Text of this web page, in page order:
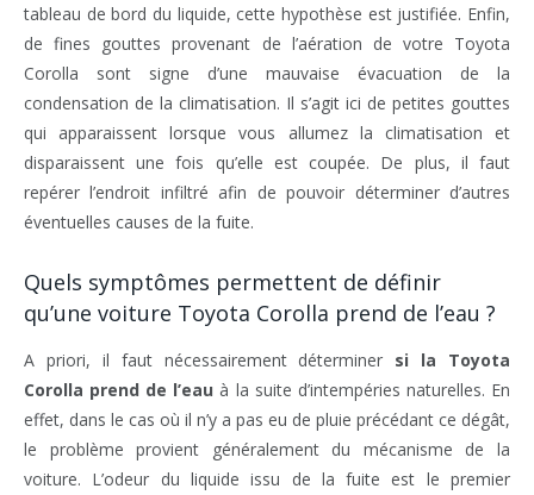
tableau de bord du liquide, cette hypothèse est justifiée. Enfin,
de fines gouttes provenant de l’aération de votre Toyota
Corolla sont signe d’une mauvaise évacuation de la
condensation de la climatisation. Il s’agit ici de petites gouttes
qui apparaissent lorsque vous allumez la climatisation et
disparaissent une fois qu’elle est coupée. De plus, il faut
repérer l’endroit infiltré afin de pouvoir déterminer d’autres
éventuelles causes de la fuite.
Quels symptômes permettent de définir
qu’une voiture Toyota Corolla prend de l’eau ?
A priori, il faut nécessairement déterminer si la Toyota
Corolla prend de l’eau à la suite d’intempéries naturelles. En
effet, dans le cas où il n’y a pas eu de pluie précédant ce dégât,
le problème provient généralement du mécanisme de la
voiture. L’odeur du liquide issu de la fuite est le premier